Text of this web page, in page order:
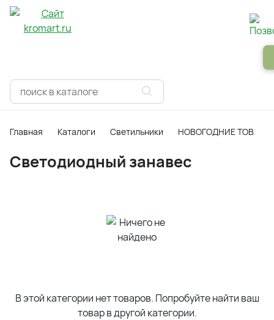
Главная Каталоги Светильники НОВОГОДНИЕ ТОВАРЫ
Светодиодный занавес
В этой категории нет товаров. Попробуйте найти ваш
товар в другой категории.